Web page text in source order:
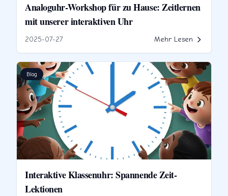
Analoguhr-Workshop für zu Hause: Zeitlernen
mit unserer interaktiven Uhr
2025-07-27 Mehr Lesen
Blog
Interaktive Klassenuhr: Spannende Zeit-
Lektionen